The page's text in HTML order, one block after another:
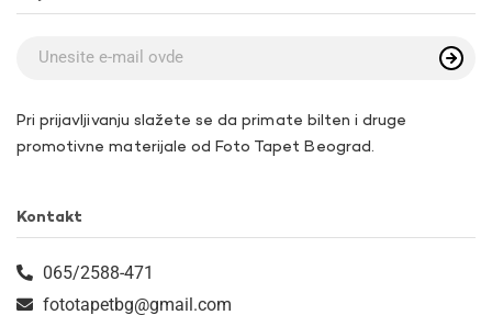
Pri prijavljivanju slažete se da primate bilten i druge
promotivne materijale od Foto Tapet Beograd.
Kontakt
065/2588-471
fototapetbg@gmail.com